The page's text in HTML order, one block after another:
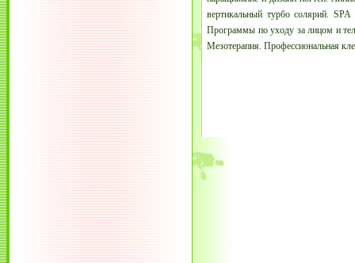
вертикальный турбо солярий.
Программы по уходу за лицом и
Мезотерапия. Профессиональная